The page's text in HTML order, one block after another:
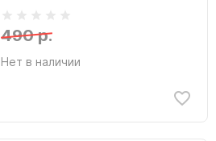
490 р.
Нет в наличии